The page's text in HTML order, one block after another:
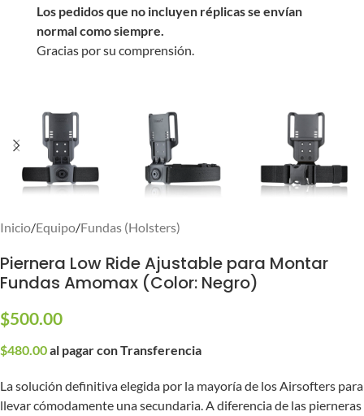
Los pedidos que no incluyen réplicas se envían
normal como siempre.
Gracias por su comprensión.
Inicio/Equipo/Fundas (Holsters)
Piernera Low Ride Ajustable para Montar
Fundas Amomax (Color: Negro)
$500.00
$480.00al pagar con Transferencia
La solución definitiva elegida por la mayoría de los Airsofters para
llevar cómodamente una secundaria. A diferencia de las pierneras